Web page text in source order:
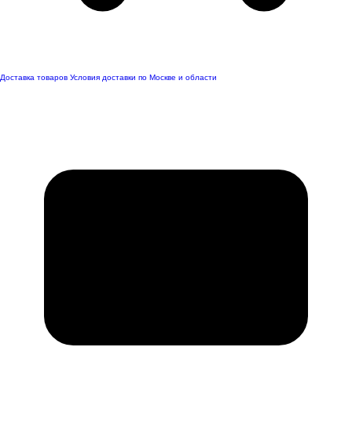
Доставка товаров Условия доставки по Москве и области